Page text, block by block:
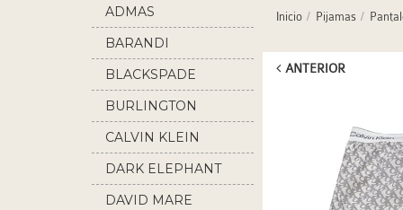
ADMAS
BARANDI
BLACKSPADE
BURLINGTON
CALVIN KLEIN
DARK ELEPHANT
DAVID MARE
Inicio Pijamas
ANTERIOR